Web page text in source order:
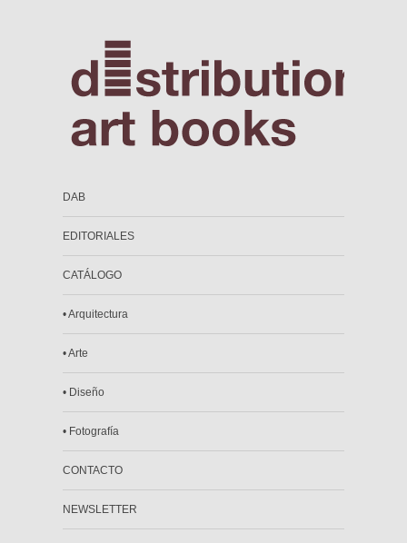
DAB
EDITORIALES
CATÁLOGO
• Arquitectura
• Arte
• Diseño
• Fotografía
CONTACTO
NEWSLETTER